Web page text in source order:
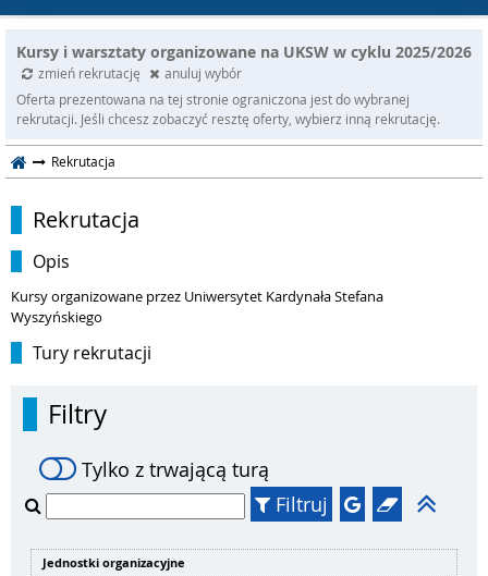
Kursy i warsztaty organizowane na UKSW w cyklu 2025/2026
zmień rekrutację
anuluj wybór
Oferta prezentowana na tej stronie ograniczona jest do wybranej
rekrutacji. Jeśli chcesz zobaczyć resztę oferty, wybierz inną rekrutację.
Rekrutacja
Rekrutacja
Opis
Kursy organizowane przez Uniwersytet Kardynała Stefana
Wyszyńskiego
Tury rekrutacji
Filtry
Tylko z trwającą turą
Filtruj
Jednostki organizacyjne